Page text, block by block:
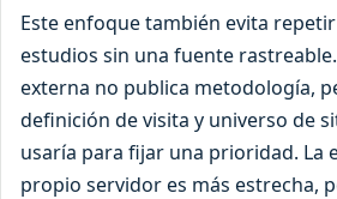
Este enfoque también evita
estudios sin una fuente
externa no publica metodología,
definición de visita y universo de
usaría para fijar una prioridad. La
propio servidor es más estrecha,